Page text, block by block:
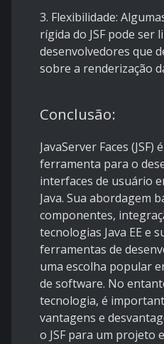
3. Flexibilidade:
rígida do JSF pode ser
desenvolvedores que
sobre a renderização
Conclusão:
JavaServer Faces
ferramenta para o
interfaces de usuário
Java. Sua abordagem
componentes,
tecnologias Java EE e
ferramentas de
uma escolha popular
de software. No
tecnologia, é
vantagens e
o JSF para um projeto